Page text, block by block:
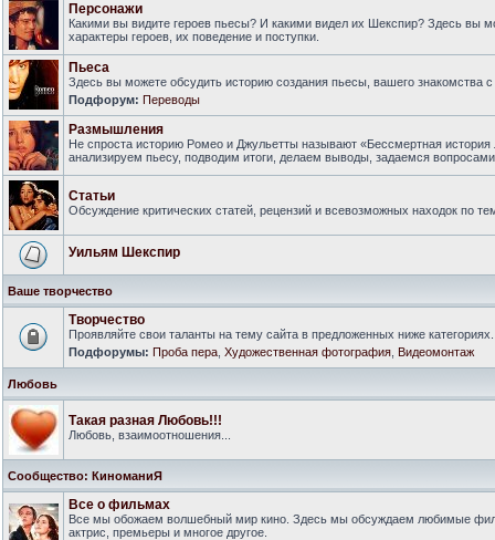
Персонажи
Какими вы видите героев пьесы? И какими видел их Шекспир? Здесь вы
характеры героев, их поведение и поступки.
Пьеса
Здесь вы можете обсудить историю создания пьесы, вашего знакомства
Подфорум: Переводы
Размышления
Не спроста историю Ромео и Джульетты называют «Бессмертная
анализируем пьесу, подводим итоги, делаем выводы, задаемся
Статьи
Обсуждение критических статей, рецензий и всевозможных находок по
Уильям Шекспир
Ваше творчество
Творчество
Проявляйте свои таланты на тему сайта в предложенных ниже категориях.
Подфорумы: Проба пера Художественная фотография Видеомонтаж
Любовь
Такая разная Любовь!!!
Любовь, взаимоотношения...
Сообщество: КиноманиЯ
Все о фильмах
Все мы обожаем волшебный мир кино. Здесь мы обсуждаем любимые
актрис, премьеры и многое другое.